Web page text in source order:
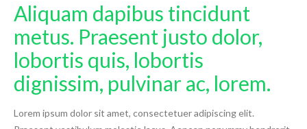
Aliquam dapibus tincidunt
metus. Praesent justo dolor,
lobortis quis, lobortis
dignissim, pulvinar ac, lorem.
Lorem ipsum dolor sit amet, consectetuer adipiscing elit.